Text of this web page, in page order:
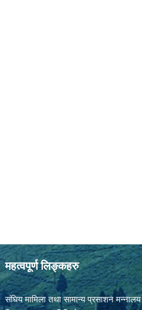
महत्वपूर्ण लिङ्कहरु
संघिय मामिला तथा सामान्य प्रसाशन मन्नालय